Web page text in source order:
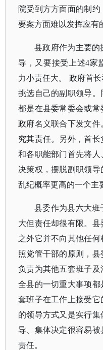
院受到方方面面的制
要案方面难以发挥应有
县政府作为主要的
导，又要接受上述4家
力小责任大。 政府首
挑选自己的副职领导
都是在县委常委会或
政府名义联合下发文
究其责任。另外，首
和各职能部门首先将
决策权，摆脱副职领
乱纪概率更高的一个主
县委作为县六大班
大但责任却很有限。
之外它并不向其他任
照党管干部的原则，
负责为其他五套班子及
全县的一切重大事项
套班子在工作上接受
的领导方式又是实行
导、集体决定很容易
责任。